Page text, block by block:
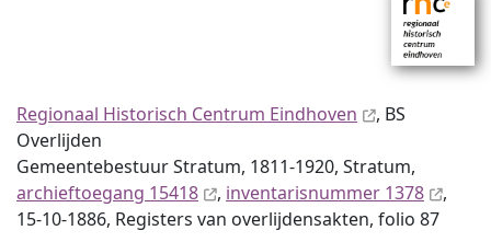
Regionaal Historisch Centrum Eindhoven
, BS
Overlijden
Gemeentebestuur Stratum, 1811-1920, Stratum,
archieftoegang 15418
, inventaris­num­mer 1378
,
15-10-1886, Registers van overlijdensakten, folio 87